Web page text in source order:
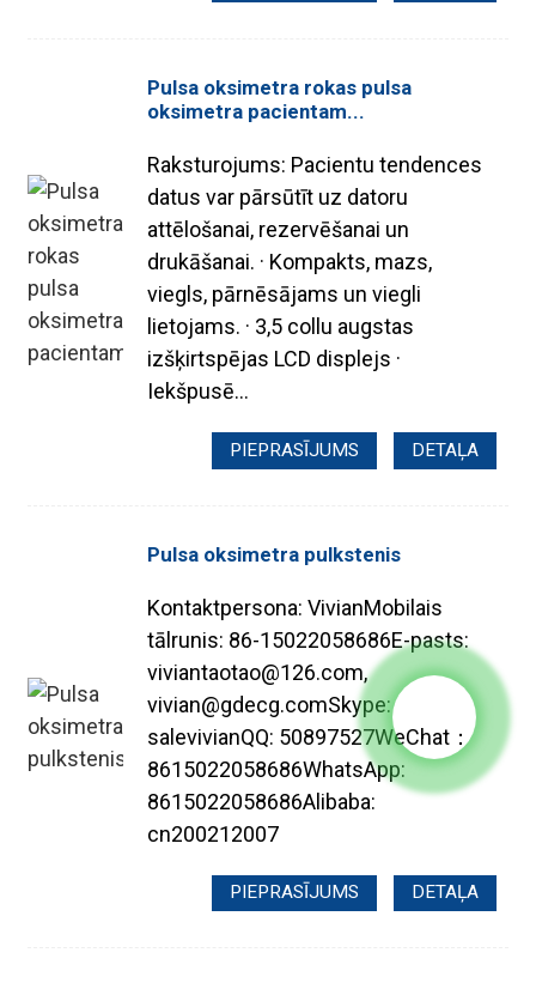
Pulsa oksimetra rokas pulsa
oksimetra pacientam...
Raksturojums: Pacientu tendences
datus var pārsūtīt uz datoru
attēlošanai, rezervēšanai un
drukāšanai. · Kompakts, mazs,
viegls, pārnēsājams un viegli
lietojams. · 3,5 collu augstas
izšķirtspējas LCD displejs ·
Iekšpusē...
PIEPRASĪJUMS DETAĻA
Pulsa oksimetra pulkstenis
Kontaktpersona: VivianMobilais
tālrunis: 86-15022058686E-pasts:
viviantaotao@126.com,
vivian@gdecg.comSkype:
salevivianQQ: 50897527WeChat：
8615022058686WhatsApp:
8615022058686Alibaba:
cn200212007
PIEPRASĪJUMS DETAĻA